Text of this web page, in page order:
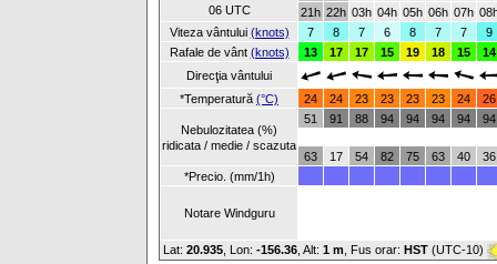
06 UTC
21h 22h 03h 04h 05h 06h 07h
Viteza vântului (knots) 7 8 7 6 8 7 7
9
Rafale de vânt (knots) 13 17 17 15 19 18 15
14
Direcţia vântului
*Temperatură (°C) 24 24 23 23 23 23 24 26
Nebulozitatea (%)
ridicata / medie / scazuta
51
63
91
17
88
54
94
82
94
75
94
63
94
40
94
36
*Precio. (mm/1h)
Notare Windguru
Lat: 20.935 , Lon: -156.36 Alt: 1 m , Fus orar: HST (UTC-10)